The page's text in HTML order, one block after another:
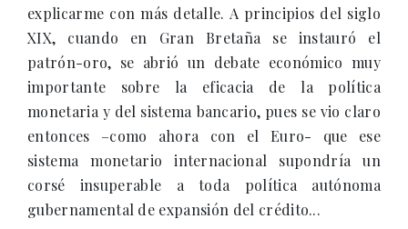
explicarme con más detalle. A principios del siglo
XIX, cuando en Gran Bretaña se instauró el
patrón-oro, se abrió un debate económico muy
importante sobre la eficacia de la política
monetaria y del sistema bancario, pues se vio claro
entonces –como ahora con el Euro- que ese
sistema monetario internacional supondría un
corsé insuperable a toda política autónoma
gubernamental de expansión del crédito...